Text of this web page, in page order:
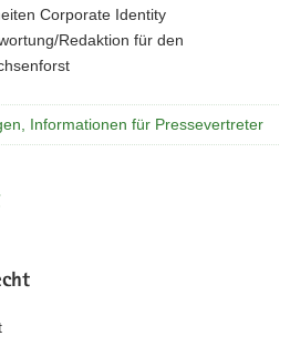
Corporate Identity
Redaktion für den
Informationen für Pressevertreter